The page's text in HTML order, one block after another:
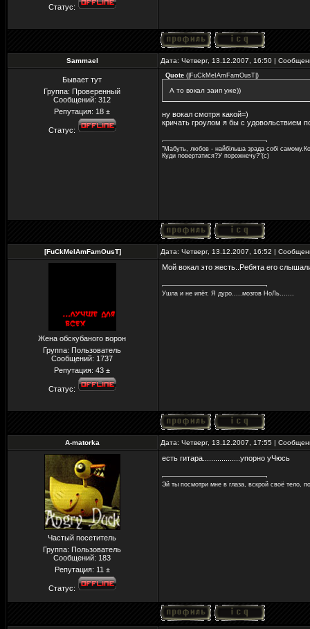
Статус:
Sammael Дата: Четверг, 13.12.2007, 16:50 |
Бывает тут
Группа: Проверенный
Сообщений:312
Репутация: 18 ±
Статус:
Quote ( |FuCkMeIAmFamOusT| )
А то вокал заип уже))
ну вокал смотря какой=)
кричать гроулом я бы с удовольствием
"Мабуть, любов - найбільша зрада собі
Куди повертатися?У порожнечу?"(с)
[FuCkMeIAmFamOusT] Дата: Четверг, 13.12.2007, 16:52 |
Жена обскубаного ворон
Группа: Пользователь
Сообщений: 1737
Репутация:43 ±
Статус:
Мой вокал это жесть..Ребята его
Ушла и не ипёт. Я дуро.....мозгов НоЛь.......
A-matorka Дата: Четверг, 13.12.2007, 17:55 |
Частый посетитель
Группа: Пользователь
Сообщений: 183
Репутация: 11 ±
Статус:
есть гитара..................упорно уЧюсь
Эй ты посмотри мне в глаза, вскрой своё тело,